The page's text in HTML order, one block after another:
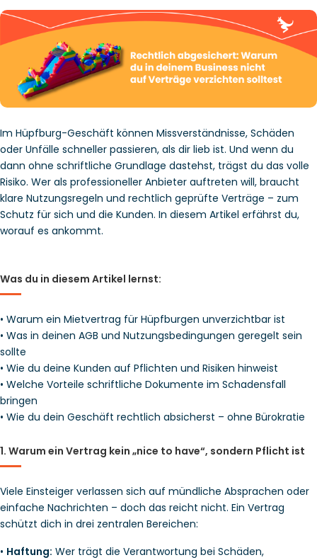
Im Hüpfburg-Geschäft können Missverständnisse, Schäden
oder Unfälle schneller passieren, als dir lieb ist. Und wenn du
dann ohne schriftliche Grundlage dastehst, trägst du das volle
Risiko. Wer als professioneller Anbieter auftreten will, braucht
klare Nutzungsregeln und rechtlich geprüfte Verträge – zum
Schutz für sich und die Kunden. In diesem Artikel erfährst du,
worauf es ankommt.
Was du in diesem Artikel lernst:
• Warum ein Mietvertrag für Hüpfburgen unverzichtbar ist
• Was in deinen AGB und Nutzungsbedingungen geregelt sein
sollte
• Wie du deine Kunden auf Pflichten und Risiken hinweist
• Welche Vorteile schriftliche Dokumente im Schadensfall
bringen
• Wie du dein Geschäft rechtlich absicherst – ohne Bürokratie
1. Warum ein Vertrag kein „nice to have“, sondern Pflicht ist
Viele Einsteiger verlassen sich auf mündliche Absprachen oder
einfache Nachrichten – doch das reicht nicht. Ein Vertrag
schützt dich in drei zentralen Bereichen:
• Haftung: Wer trägt die Verantwortung bei Schäden,